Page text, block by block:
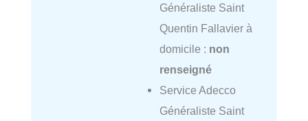
Généraliste Saint
Quentin Fallavier à
domicile : non
renseigné
Service Adecco
Généraliste Saint